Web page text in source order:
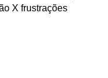
X frustrações